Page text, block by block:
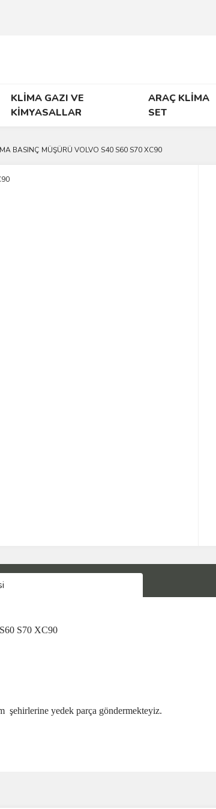
KLİMA GAZI VE
KİMYASALLAR
ARAÇ KLİMA
SET
BASINÇ MÜŞÜRÜ VOLVO S40 S60 S70 XC90
S70 XC90
şehirlerine yedek parça göndermekteyiz.